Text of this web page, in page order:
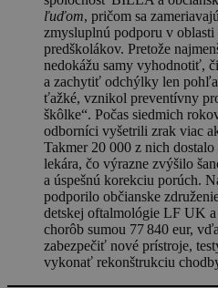
ľuďom, pričom sa
zmysluplnú podporu v oblasti
predškolákov. Pretože
nedokážu samy vyhodnotiť,
a zachytiť odchýlky len
ťažké, vznikol preventívny
škôlke“. Počas siedmich
odborníci vyšetrili zrak viac
Takmer 20 000 z nich
lekára, čo výrazne zvýšilo
a úspešnú korekciu porúch.
podporilo občianske
detskej oftalmológie LF UK
chorôb sumou 77 840 eur,
zabezpečiť nové prístroje,
vykonať rekonštrukciu